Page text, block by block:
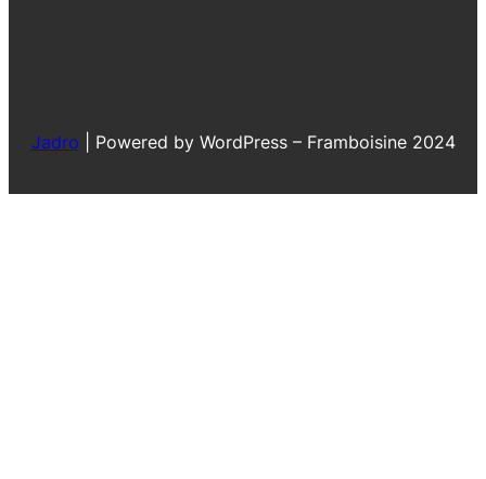
Jadro Powered by WordPress – Framboisine 2024